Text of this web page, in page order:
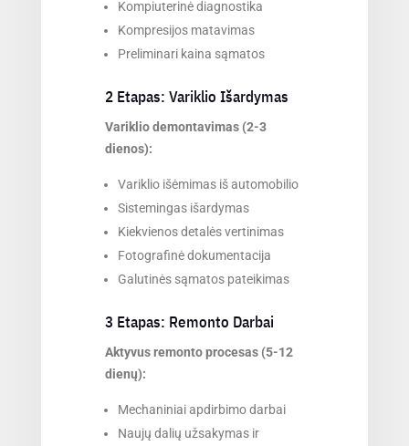
Kompiuterinė diagnostika
Kompresijos matavimas
Preliminari kaina sąmatos
2 Etapas: Variklio Išardymas
Variklio demontavimas (2-3
dienos):
Variklio išėmimas iš automobilio
Sistemingas išardymas
Kiekvienos detalės vertinimas
Fotografinė dokumentacija
Galutinės sąmatos pateikimas
3 Etapas: Remonto Darbai
Aktyvus remonto procesas (5-12
dienų):
Mechaniniai apdirbimo darbai
Naujų dalių užsakymas ir